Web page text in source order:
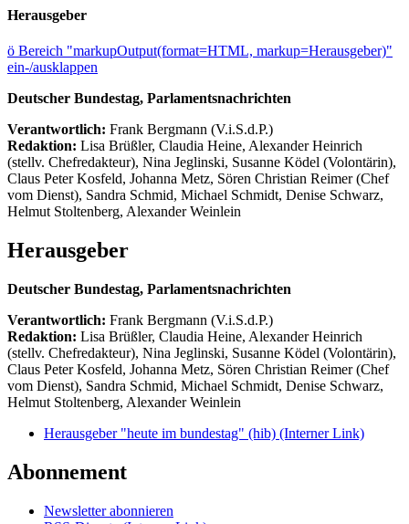
Herausgeber
ö Bereich "markupOutput(format=HTML, markup=Herausgeber)"
ein-/ausklappen
Deutscher Bundestag, Parlamentsnachrichten
Verantwortlich: Frank Bergmann (V.i.S.d.P.)
Redaktion: Lisa Brüßler, Claudia Heine, Alexander Heinrich
(stellv. Chefredakteur), Nina Jeglinski, Susanne Ködel (Volontärin),
Claus Peter Kosfeld, Johanna Metz, Sören Christian Reimer (Chef
vom Dienst), Sandra Schmid, Michael Schmidt, Denise Schwarz,
Helmut Stoltenberg, Alexander Weinlein
Herausgeber
Deutscher Bundestag, Parlamentsnachrichten
Verantwortlich: Frank Bergmann (V.i.S.d.P.)
Redaktion: Lisa Brüßler, Claudia Heine, Alexander Heinrich
(stellv. Chefredakteur), Nina Jeglinski, Susanne Ködel (Volontärin),
Claus Peter Kosfeld, Johanna Metz, Sören Christian Reimer (Chef
vom Dienst), Sandra Schmid, Michael Schmidt, Denise Schwarz,
Helmut Stoltenberg, Alexander Weinlein
Herausgeber "heute im bundestag" (hib) (Interner Link)
Abonnement
Newsletter abonnieren